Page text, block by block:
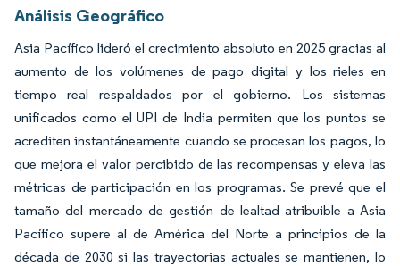
Análisis Geográfico
Asia Pacífico lideró el crecimiento absoluto en 2025 gracias al
aumento de los volúmenes de pago digital y los rieles en
tiempo real respaldados por el gobierno. Los sistemas
unificados como el UPI de India permiten que los puntos se
acrediten instantáneamente cuando se procesan los pagos, lo
que mejora el valor percibido de las recompensas y eleva las
métricas de participación en los programas. Se prevé que el
tamaño del mercado de gestión de lealtad atribuible a Asia
Pacífico supere al de América del Norte a principios de la
década de 2030 si las trayectorias actuales se mantienen, lo